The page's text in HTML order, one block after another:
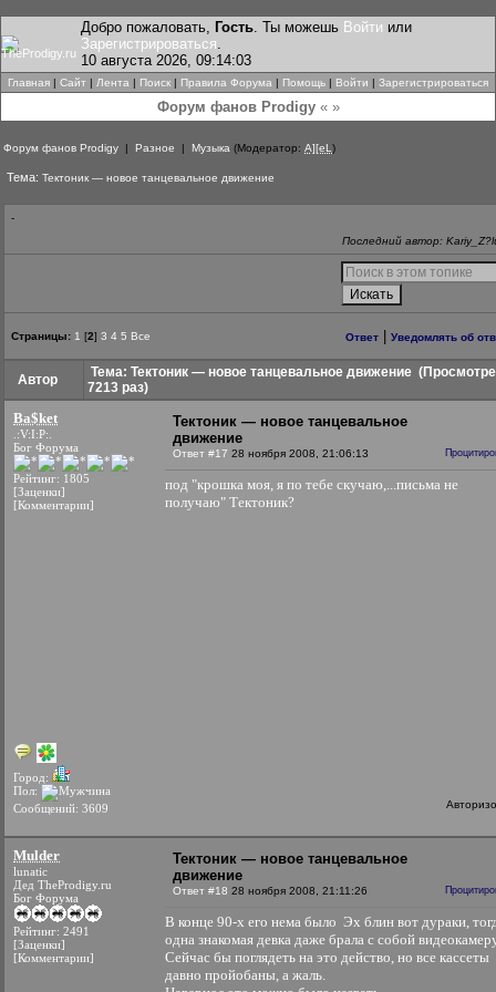
Добро пожаловать, Гость. Ты можешь Войти или
Зарегистрироваться.
10 августа 2026, 09:14:03
Главная | Сайт | Лента | Поиск | Правила Форума | Помощь | Войти | Зарегистрироваться
Форум фанов Prodigy« »
Форум фанов Prodigy | Разное | Музыка (Модератор: A][eL )
Тема: Тектоник — новое танцевальное движение
-
Последний автор:
Страницы: 1 [2] 3 4 5 Все Ответ Уведомлять об
Автор Тема: Тектоник — новое танцевальное движение
7213 раз)
Ba$ket
.:V:I:P:.
Бог Форума
Рейтинг: 1805
[Заценки]
[Комментарии]
Город:
Пол:
Сообщений: 3609
Тектоник — новое танцевальное
движение
Ответ #17 28 ноября 2008, 21:06:13
под "крошка моя, я по тебе скучаю,...письма не
получаю" Тектоник?
Mulder
lunatic
Дед TheProdigy.ru
Бог Форума
Рейтинг: 2491
[Заценки]
[Комментарии]
Тектоник — новое танцевальное
движение
Ответ #18 28 ноября 2008, 21:11:26
В конце 90-х его нема было Эх блин вот дураки,
одна знакомая девка даже брала с собой
Сейчас бы поглядеть на это действо, но все кассеты
давно пройобаны, а жаль.